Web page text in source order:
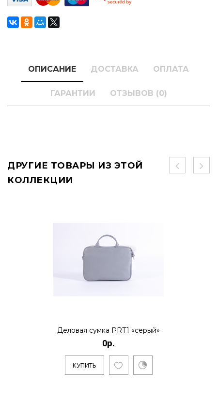
ОПИСАНИЕ ДОСТАВКА ОПЛАТА
ГАРАНТИИ ОТЗЫВОВ (0)
ДРУГИЕ ТОВАРЫ ИЗ ЭТОЙ
КОЛЛЕКЦИИ
Деловая сумка PRT1 «серый»
0р.
КУПИТЬ